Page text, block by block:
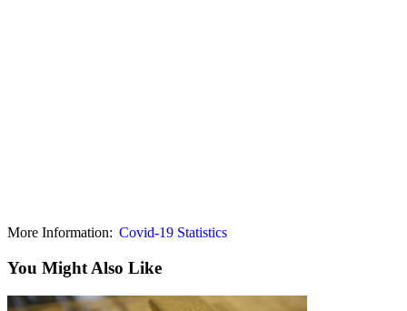
More Information: Covid-19 Statistics
You Might Also Like